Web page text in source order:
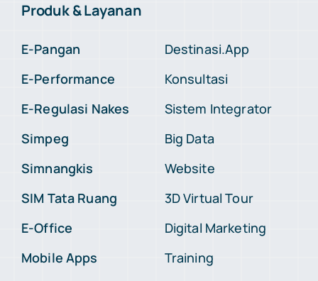
Produk & Layanan
E-Pangan
E-Performance
E-Regulasi Nakes
Simpeg
Simnangkis
SIM Tata Ruang
E-Office
Mobile Apps
Destinasi.App
Konsultasi
Sistem Integrator
Big Data
Website
3D Virtual Tour
Digital Marketing
Training